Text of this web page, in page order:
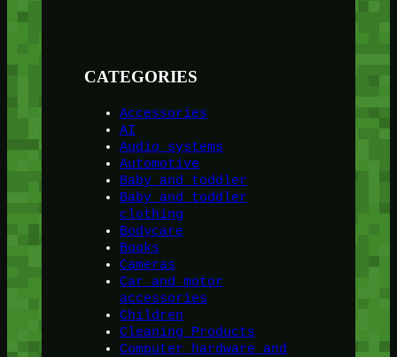
CATEGORIES
Accessories
AI
Audio systems
Automotive
Baby and toddler
Baby and toddler
clothing
Bodycare
Books
Cameras
Car and motor
accessories
Children
Cleaning Products
Computer hardware and